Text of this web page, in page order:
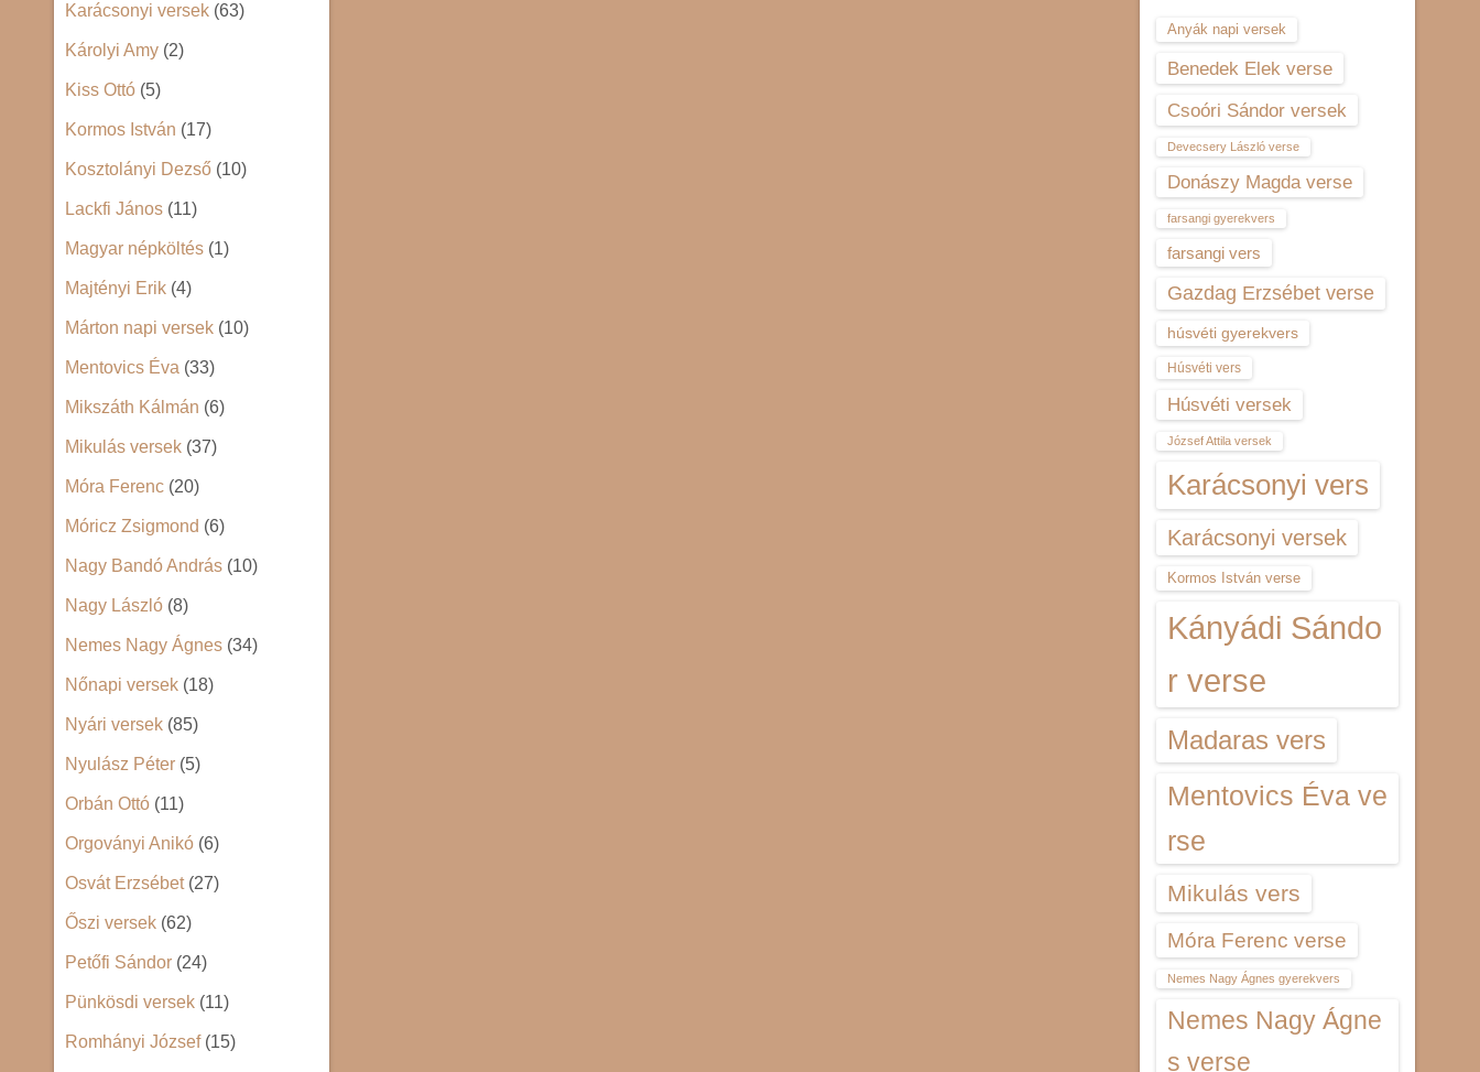
Karácsonyi versek (63)
Károlyi Amy (2)
Kiss Ottó (5)
Kormos István (17)
Kosztolányi Dezső (10)
Lackfi János (11)
Magyar népköltés (1)
Majtényi Erik (4)
Márton napi versek (10)
Mentovics Éva (33)
Mikszáth Kálmán (6)
Mikulás versek (37)
Móra Ferenc (20)
Móricz Zsigmond (6)
Nagy Bandó András (10)
Nagy László (8)
Nemes Nagy Ágnes (34)
Nőnapi versek (18)
Nyári versek (85)
Nyulász Péter (5)
Orbán Ottó (11)
Orgoványi Anikó (6)
Osvát Erzsébet(27)
Őszi versek (62)
Petőfi Sándor (24)
Pünkösdi versek (11)
Romhányi József(15)
Anyák napi versek
Benedek Elek verse
Csoóri Sándor versek
Devecsery László verse
Donászy Magda verse
farsangi gyerekvers
farsangi vers
Gazdag Erzsébet verse
húsvéti gyerekvers
Húsvéti vers
Húsvéti versek
József Attila versek
Karácsonyi vers
Karácsonyi versek
Kormos István verse
Kányádi Sándo
r verse
Madaras vers
Mentovics Éva ve
rse
Mikulás vers
Móra Ferenc verse
Nemes Nagy Ágnes gyerekvers
Nemes Nagy Ágne
s verse